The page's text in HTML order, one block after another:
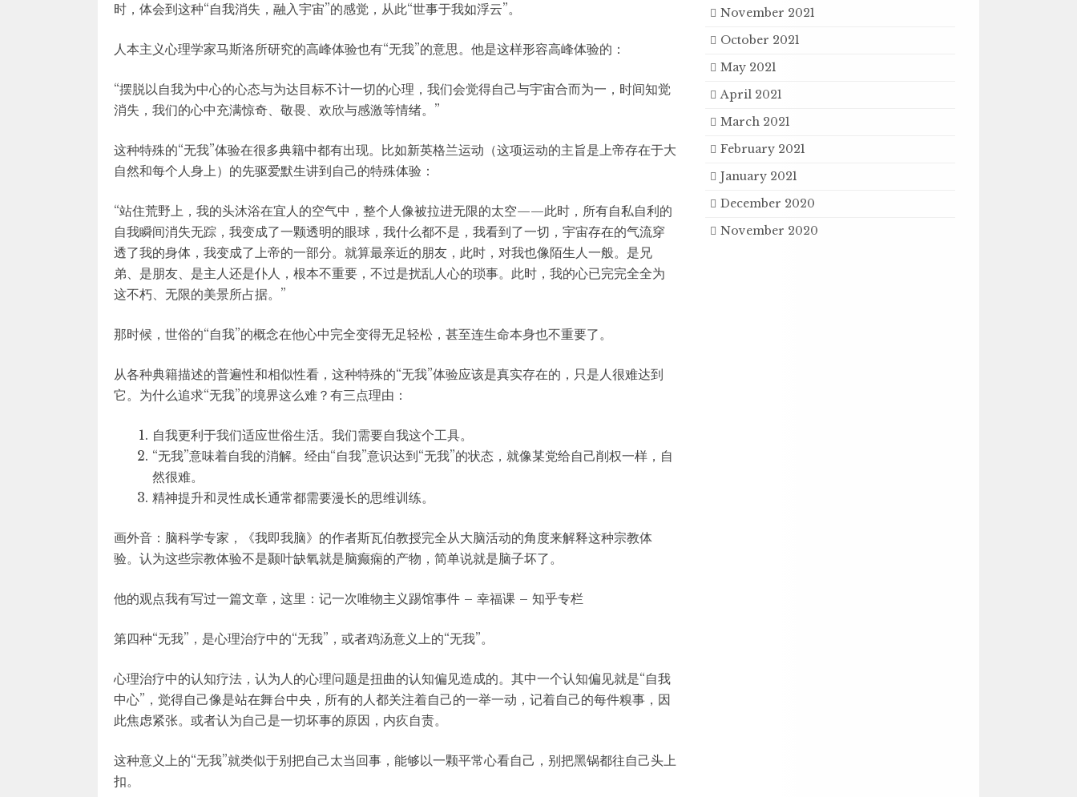
时，体会到这种“自我消失，融入宇宙”的感觉，从此“世事于我如浮云”。
人本主义心理学家马斯洛所研究的高峰体验也有“无我”的意思。他是这样形容高峰体验的：
“摆脱以自我为中心的心态与为达目标不计一切的心理，我们会觉得自己与宇宙合而为一，时间知觉
消失，我们的心中充满惊奇、敬畏、欢欣与感激等情绪。”
这种特殊的“无我”体验在很多典籍中都有出现。比如新英格兰运动（这项运动的主旨是上帝存在于大
自然和每个人身上）的先驱爱默生讲到自己的特殊体验：
“站住荒野上，我的头沐浴在宜人的空气中，整个人像被拉进无限的太空——此时，所有自私自利的
自我瞬间消失无踪，我变成了一颗透明的眼球，我什么都不是，我看到了一切，宇宙存在的气流穿
透了我的身体，我变成了上帝的一部分。就算最亲近的朋友，此时，对我也像陌生人一般。是兄
弟、是朋友、是主人还是仆人，根本不重要，不过是扰乱人心的琐事。此时，我的心已完完全全为
这不朽、无限的美景所占据。”
那时候，世俗的“自我”的概念在他心中完全变得无足轻松，甚至连生命本身也不重要了。
从各种典籍描述的普遍性和相似性看，这种特殊的“无我”体验应该是真实存在的，只是人很难达到
它。为什么追求“无我”的境界这么难？有三点理由：
自我更利于我们适应世俗生活。我们需要自我这个工具。
“无我”意味着自我的消解。经由“自我”意识达到“无我”的状态，就像某党给自己削权一样，自
然很难。
精神提升和灵性成长通常都需要漫长的思维训练。
画外音：脑科学专家，《我即我脑》的作者斯瓦伯教授完全从大脑活动的角度来解释这种宗教体
验。认为这些宗教体验不是颞叶缺氧就是脑癫痫的产物，简单说就是脑子坏了。
他的观点我有写过一篇文章，这里：记一次唯物主义踢馆事件 – 幸福课 – 知乎专栏
第四种“无我”，是心理治疗中的“无我”，或者鸡汤意义上的“无我”。
心理治疗中的认知疗法，认为人的心理问题是扭曲的认知偏见造成的。其中一个认知偏见就是“自我
中心”，觉得自己像是站在舞台中央，所有的人都关注着自己的一举一动，记着自己的每件糗事，因
此焦虑紧张。或者认为自己是一切坏事的原因，内疚自责。
这种意义上的“无我”就类似于别把自己太当回事，能够以一颗平常心看自己，别把黑锅都往自己头上
扣。
November 2021
October 2021
May 2021
April 2021
March 2021
February 2021
January 2021
December 2020
November 2020